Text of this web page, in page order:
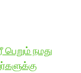
நமது